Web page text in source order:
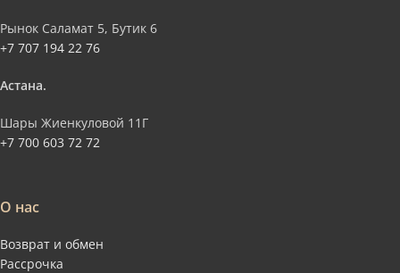
Рынок Саламат 5, Бутик 6
+7 707 194 22 76
Астана.
Шары Жиенкуловой 11Г
+7 700 603 72 72
О нас
Возврат и обмен
Рассрочка